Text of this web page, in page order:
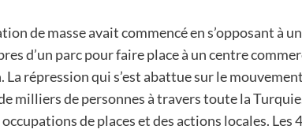
de masse avait commencé en s’opposant à
d’un parc pour faire place à un centre
répression qui s’est abattue sur le
milliers de personnes à travers toute la
de places et des actions locales. Les